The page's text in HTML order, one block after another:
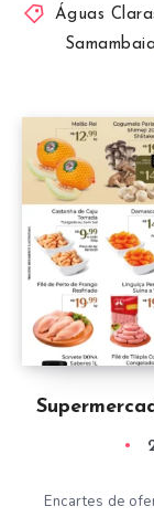
Águas
Samambaia
Encartes de